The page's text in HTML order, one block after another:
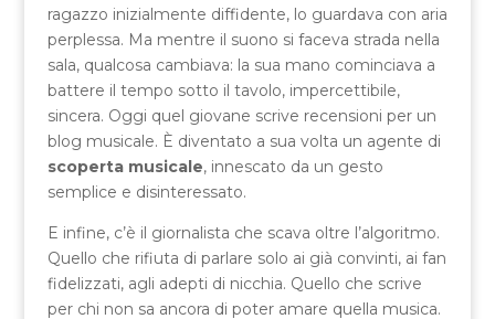
ragazzo inizialmente diffidente, lo guardava con aria
perplessa. Ma mentre il suono si faceva strada nella
sala, qualcosa cambiava: la sua mano cominciava a
battere il tempo sotto il tavolo, impercettibile,
sincera. Oggi quel giovane scrive recensioni per un
blog musicale. È diventato a sua volta un agente di
scoperta musicale, innescato da un gesto
semplice e disinteressato.
E infine, c’è il giornalista che scava oltre l’algoritmo.
Quello che rifiuta di parlare solo ai già convinti, ai fan
fidelizzati, agli adepti di nicchia. Quello che scrive
per chi non sa ancora di poter amare quella musica.